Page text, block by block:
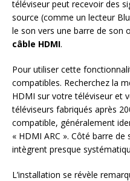
téléviseur peut recevoir des
source (comme un lecteur
le son vers une barre de son
câble HDMI.
Pour utiliser cette
compatibles. Recherchez la
HDMI sur votre téléviseur et
téléviseurs fabriqués après
compatible, généralement
« HDMI ARC ». Côté barre de
intègrent presque
L’installation se révèle